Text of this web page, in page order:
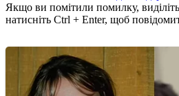
Якщо ви помітили помилку, виділіть
натисніть Ctrl + Enter, щоб